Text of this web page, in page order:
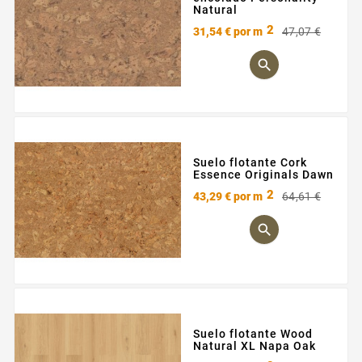
Natural
31,54 €por m 2 47,07 €

Suelo flotante Cork
Essence Originals Dawn
43,29 €por m 2 64,61 €

Suelo flotante Wood
Natural XL Napa Oak